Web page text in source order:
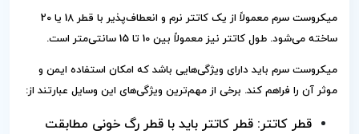
میکروست سرم معمولاً از یک کاتتر نرم و انعطاف‌پذیر با قطر 18 یا 20
ساخته می‌شود. طول کاتتر نیز معمولاً بین 10 تا 15 سانتی‌متر است.
میکروست سرم باید دارای ویژگی‌هایی باشد که امکان استفاده ایمن و
موثر آن را فراهم کند. برخی از مهم‌ترین ویژگی‌های این وسایل عبارتند از:
قطر کاتتر: قطر کاتتر باید با قطر رگ خونی مطابقت